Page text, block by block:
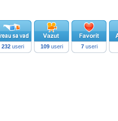
232 useri 109useri 7useri